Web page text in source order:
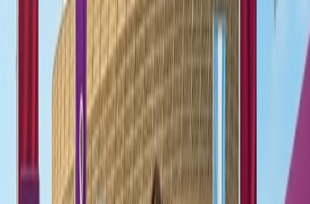
¿TAP Airlines tiene una programa de
viajero frecuente?
Sí, TAP Airlines también tiene la programación de viajero frecuente
para los pasajeros que vuelan con la aerolínea frecuentemente. Los
miembros de la programación consiguen muchos benéficos como el
descuento en la reservación, actualizar la clase por gratis, etc. Para
ser el miembro de la membresía de programación de la aerolínea no
tiene que pagar los cargos. Los programas tienen tres tipos de estado
que requiere diferente monto. Aquí se encuentra la información
necesaria para ser el miembro de programación de lealtad, usar las
millas, etc.
Los tipos de estados de programación de la